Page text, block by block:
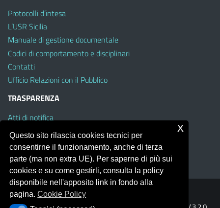
Protocolli d’intesa
L’USR Sicilia
Manuale di gestione documentale
Codici di comportamento e disciplinari
Contatti
Ufficio Relazioni con il Pubblico
TRASPARENZA
Atti di notifica
Albo on line
Amministrazione Trasparente
Obiettivi di Accessibilità
Portale realizzato con la piattaforma
Questo sito rilascia cookies tecnici per
consentirne il funzionamento, anche di terza
parte (ma non extra UE). Per saperne di più sui
cookies e su come gestirli, consulta la policy
disponibile nell'apposito link in fondo alla
pagina.Cookie Policy
x